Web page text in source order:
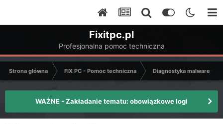
Fixitpc.pl
Profesjonalna pomoc techniczna
Strona główna FIX PC - Pomoc techniczna Diagnostyka malware -
WAŻNE - Zakładanie tematu: obowiązkowe logi